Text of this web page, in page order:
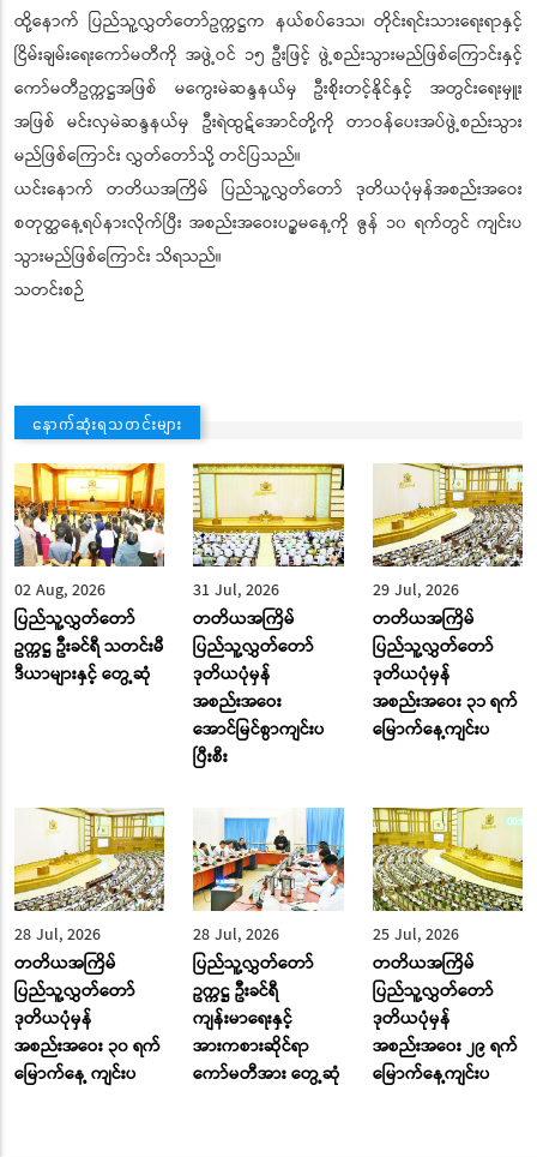
ထို့နောက် ပြည်သူ့လွှတ်တော်ဥက္ကဋ္ဌက နယ်စပ်ဒေသ၊ တိုင်းရင်းသားရေးရာနှင့်
ငြိမ်းချမ်းရေးကော်မတီကို အဖွဲ့ဝင် ၁၅ ဦးဖြင့် ဖွဲ့စည်းသွားမည်ဖြစ်ကြောင်းနှင့်
ကော်မတီဥက္ကဋ္ဌအဖြစ် မကွေးမဲဆန္ဒနယ်မှ ဦးစိုးတင့်နိုင်နှင့် အတွင်းရေးမှူး
အဖြစ် မင်းလှမဲဆန္ဒနယ်မှ ဦးရဲထွဋ်အောင်တို့ကို တာဝန်ပေးအပ်ဖွဲ့စည်းသွား
မည်ဖြစ်ကြောင်း လွှတ်တော်သို့ တင်ပြသည်။
ယင်းနောက် တတိယအကြိမ် ပြည်သူ့လွှတ်တော် ဒုတိယပုံမှန်အစည်းအဝေး
စတုတ္ထနေ့ရပ်နားလိုက်ပြီး အစည်းအဝေးပဉ္စမနေ့ကို ဇွန် ၁၀ ရက်တွင် ကျင်းပ
သွားမည်ဖြစ်ကြောင်း သိရသည်။
သတင်းစဉ်
နောက်ဆုံးရသတင်းများ
02 Aug, 2026
ပြည်သူ့လွှတ်တော်
ဥက္ကဋ္ဌ ဦးခင်ရီ သတင်းမီ
ဒီယာများနှင့် တွေ့ဆုံ
31 Jul, 2026
တတိယအကြိမ်
ပြည်သူ့လွှတ်တော်
ဒုတိယပုံမှန်
အစည်းအဝေး
အောင်မြင်စွာကျင်းပ
ပြီးစီး
29 Jul, 2026
တတိယအကြိမ်
ပြည်သူ့လွှတ်တော်
ဒုတိယပုံမှန်
အစည်းအဝေး ၃၁ ရက်
မြောက်နေ့ကျင်းပ
28 Jul, 2026
တတိယအကြိမ်
ပြည်သူ့လွှတ်တော်
ဒုတိယပုံမှန်
အစည်းအဝေး ၃၀ ရက်
မြောက်နေ့ ကျင်းပ
28 Jul, 2026
ပြည်သူ့လွှတ်တော်
ဥက္ကဋ္ဌ ဦးခင်ရီ
ကျန်းမာရေးနှင့်
အားကစားဆိုင်ရာ
ကော်မတီအား တွေ့ဆုံ
25 Jul, 2026
တတိယအကြိမ်
ပြည်သူ့လွှတ်တော်
ဒုတိယပုံမှန်
အစည်းအဝေး ၂၉ ရက်
မြောက်နေ့ကျင်းပ